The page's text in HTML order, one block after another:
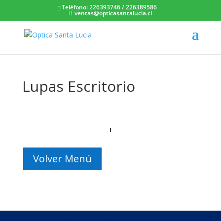
Teléfono: 226393746/226389586
ventas@opticasantalucia.cl
Lupas Escritorio
Volver Menú